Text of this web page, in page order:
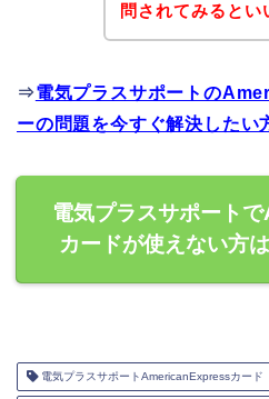
問されてみるとい
⇒電気プラスサポートの
ーの問題を今すぐ解決したい
電気プラスサポート
カードが使えない方
電気プラスサポートAmericanExpressカード